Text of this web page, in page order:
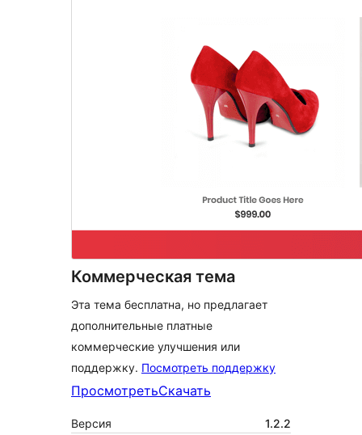
Коммерческая тема
Эта тема бесплатна, но предлагает
дополнительные платные
коммерческие улучшения или
поддержку. Посмотреть поддержку
ПросмотретьСкачать
Версия
1.2.2